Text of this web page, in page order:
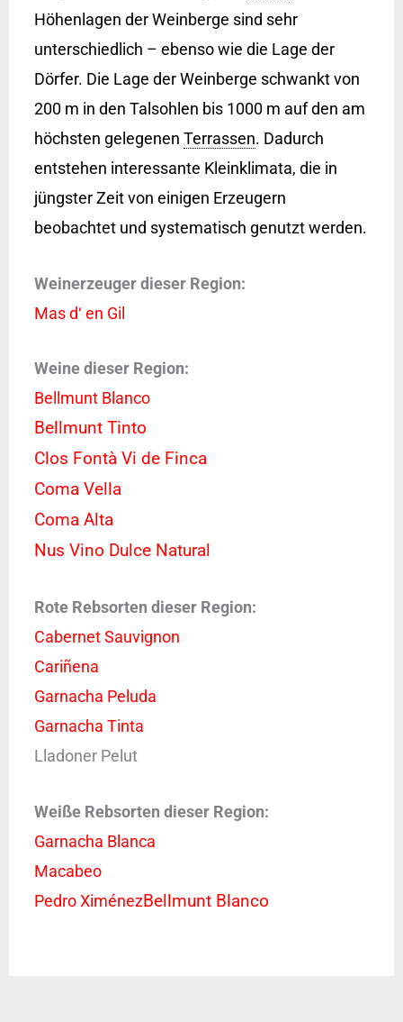
Höhenlagen der Weinberge sind sehr
unterschiedlich – ebenso wie die Lage der
Dörfer. Die Lage der Weinberge schwankt von
200 m in den Talsohlen bis 1000 m auf den am
höchsten gelegenen Terrassen. Dadurch
entstehen interessante Kleinklimata, die in
jüngster Zeit von einigen Erzeugern
beobachtet und systematisch genutzt werden.
Weinerzeuger dieser Region:
Mas d‘ en Gil
Weine dieser Region:
Bellmunt Blanco
Bellmunt Tinto
Clos Fontà Vi de Finca
Coma Vella
Coma Alta
Nus Vino Dulce Natural
Rote Rebsorten dieser Region:
Cabernet Sauvignon
Cariñena
Garnacha Peluda
Garnacha Tinta
Lladoner Pelut
Weiße Rebsorten dieser Region:
Garnacha Blanca
Macabeo
Pedro XiménezBellmunt Blanco